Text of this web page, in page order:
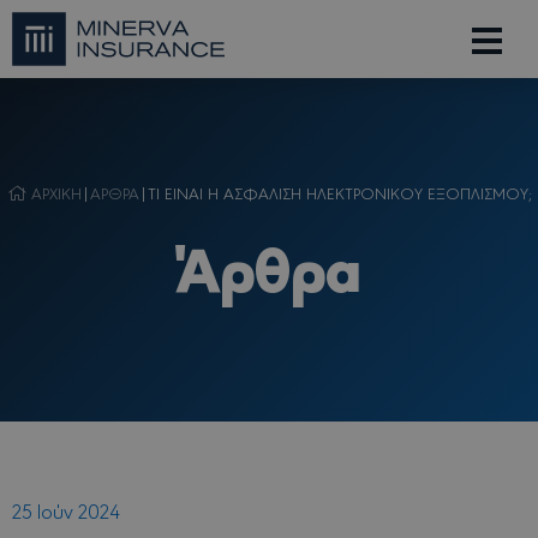
ΑΡΧΙΚΗ | ΑΡΘΡΑ |ΤΙ ΕΙΝΑΙ Η ΑΣΦΑΛΙΣΗ ΗΛΕΚΤΡΟΝΙΚΟΥ ΕΞΟΠΛΙΣΜΟΥ;
Άρθρα
25 Ιούν 2024